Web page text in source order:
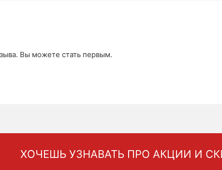
Вы можете стать первым.
ХОЧЕШЬ УЗНАВАТЬ ПРО АКЦИИ И